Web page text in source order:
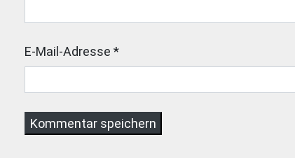
E-Mail-Adresse *